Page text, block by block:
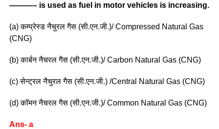
———– is used as fuel in motor vehicles is increasing.
(a) कम्प्रेस्ड नैचुरल गैस (सी.एन.जी.)/ Compressed Natural Gas
(CNG)
(b) कार्बन नैचरल गैस (सी.एन.जी.)/ Carbon Natural Gas (CNG)
(c) सेन्ट्रल नैचुरल गैस (सी.एन.जी.) /Central Natural Gas (CNG)
(d) कॉमन नैचरल गैस (सी.एन.जी.)/ Common Natural Gas (CNG)
Ans- a